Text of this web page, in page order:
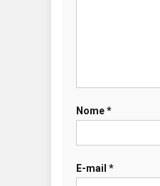
Nome*
E-mail *